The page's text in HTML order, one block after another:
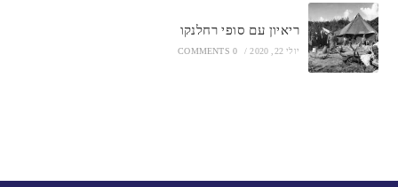
ריאיון עם סופי רחלנקו
יולי 22, 2020 /
0 COMMENTS